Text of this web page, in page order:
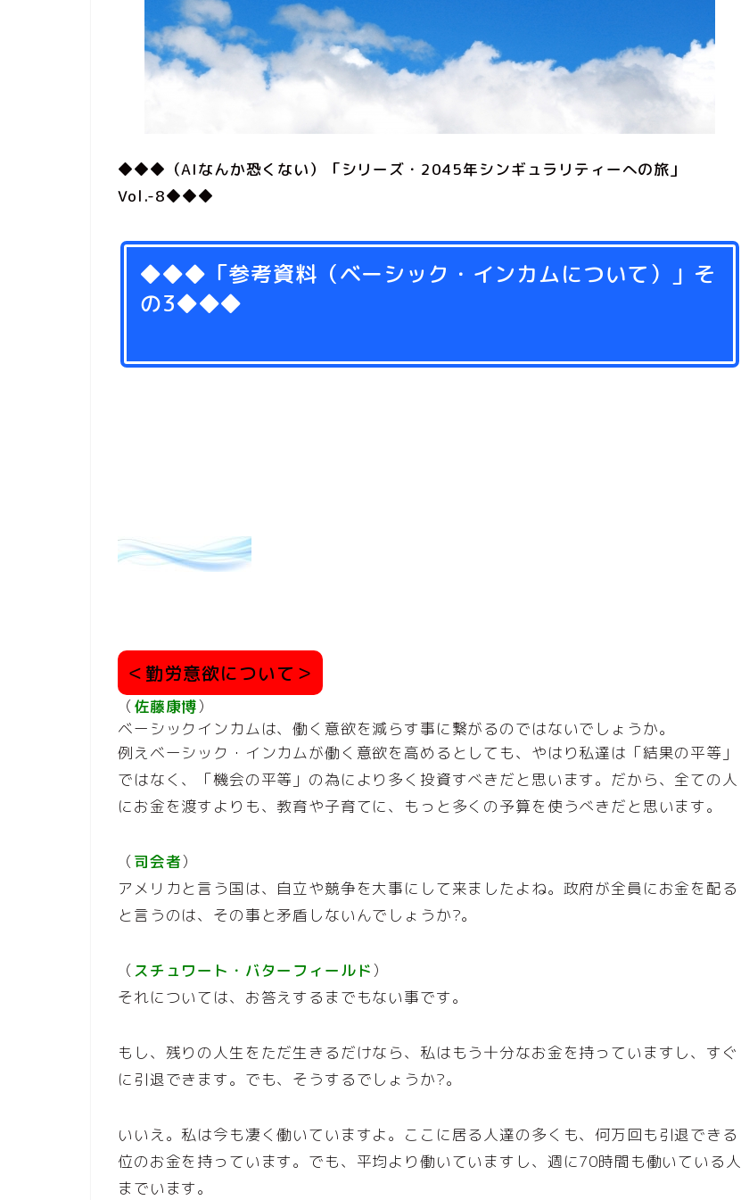
◆◆◆（AIなんか恐くない）「シリーズ・2045年シンギュラリティーへの旅」
Vol.-8◆◆◆
◆◆◆「参考資料（ベーシック・インカムについて）」そ
の3◆◆◆
＜勤労意欲について＞
（佐藤康博）
ベーシックインカムは、働く意欲を減らす事に繋がるのではないでしょうか。
例えベーシック・インカムが働く意欲を高めるとしても、やはり私達は「結果の平等」
ではなく、「機会の平等」の為により多く投資すべきだと思います。だから、全ての人
にお金を渡すよりも、教育や子育てに、もっと多くの予算を使うべきだと思います。
（司会者）
アメリカと言う国は、自立や競争を大事にして来ましたよね。政府が全員にお金を配る
と言うのは、その事と矛盾しないんでしょうか?。
（ スチュワート・バターフィールド）
それについては、お答えするまでもない事です。
もし、残りの人生をただ生きるだけなら、私はもう十分なお金を持っていますし、すぐ
に引退できます。でも、そうするでしょうか?。
いいえ。私は今も凄く働いていますよ。ここに居る人達の多くも、何万回も引退できる
位のお金を持っています。でも、平均より働いていますし、週に70時間も働いている人
までいます。